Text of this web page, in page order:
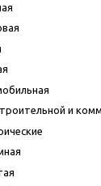
и